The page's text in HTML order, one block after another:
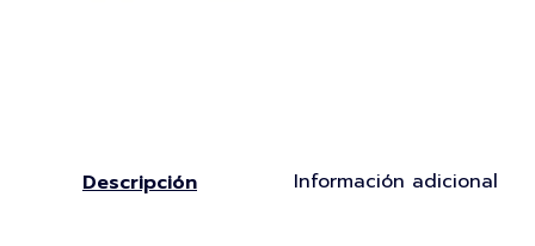
Descripción Información adicional